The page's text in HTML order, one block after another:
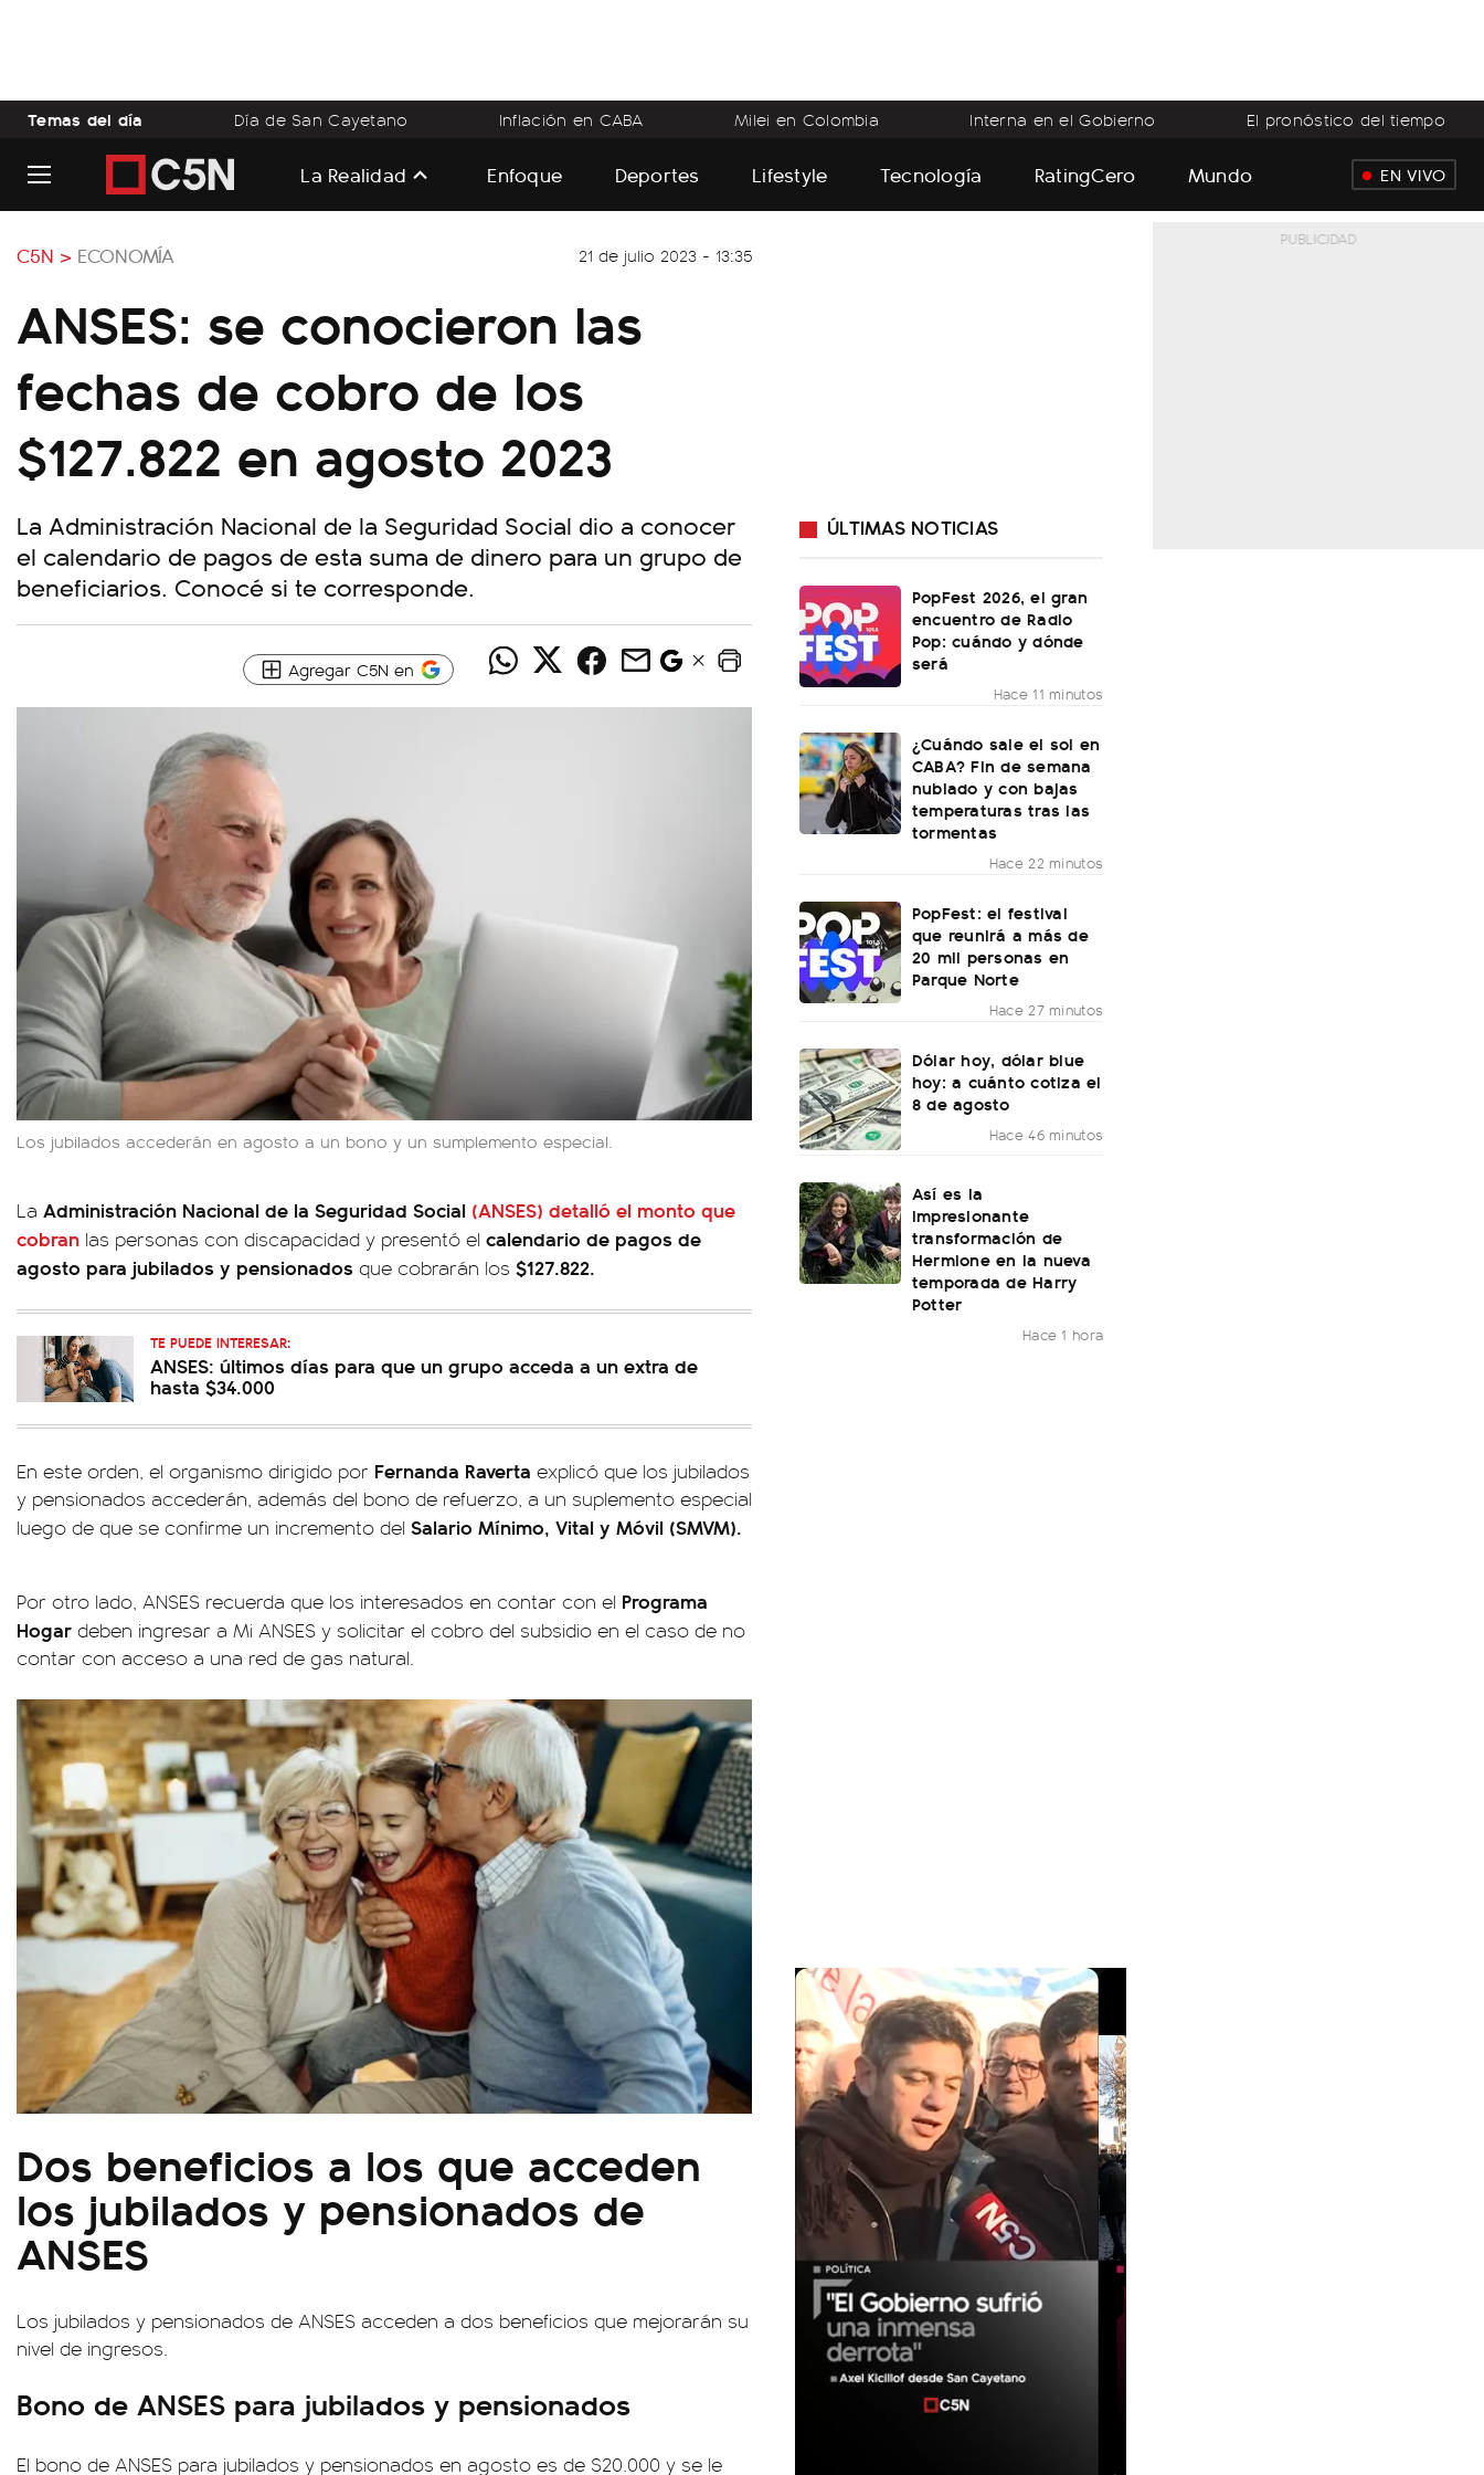
Temas del día Día de San Cayetano Inflación en CABA Milei en Colombia Interna en el Gobierno El pronóstico del tiempo
La Realidad Enfoque Deportes Lifestyle Tecnología RatingCero Mundo EN VIVO
C5N > ECONOMÍA 21 de julio 2023 - 13:35
ANSES: se conocieron las
fechas de cobro de los
$127.822 en agosto 2023
La Administración Nacional de la Seguridad Social dio a conocer
el calendario de pagos de esta suma de dinero para un grupo de
beneficiarios. Conocé si te corresponde.
Agregar C5N en
Los jubilados accederán en agosto a un bono y un sumplemento especial.
La Administración Nacional de la Seguridad Social (ANSES) detalló el monto que
cobran las personas con discapacidad y presentó el calendario de pagos de
agosto para jubilados y pensionados que cobrarán los $127.822.
TE PUEDE INTERESAR:
ANSES: últimos días para que un grupo acceda a un extra de
hasta $34.000
En este orden, el organismo dirigido por Fernanda Raverta explicó que los jubilados
y pensionados accederán, además del bono de refuerzo, a un suplemento especial
luego de que se confirme un incremento del Salario Mínimo, Vital y Móvil (SMVM).
Por otro lado, ANSES recuerda que los interesados en contar con el Programa
Hogar deben ingresar a Mi ANSES y solicitar el cobro del subsidio en el caso de no
contar con acceso a una red de gas natural.
Dos beneficios a los que acceden
los jubilados y pensionados de
ANSES
Los jubilados y pensionados de ANSES acceden a dos beneficios que mejorarán su
nivel de ingresos.
Bono de ANSES para jubilados y pensionados
El bono de ANSES para jubilados y pensionados en agosto es de $20.000 y se le
ÚLTIMAS NOTICIAS
PopFest 2026, el gran
encuentro de Radio
Pop: cuándo y dónde
será
Hace 11 minutos
¿Cuándo sale el sol en
CABA? Fin de semana
nublado y con bajas
temperaturas tras las
tormentas
Hace 22 minutos
PopFest: el festival
que reunirá a más de
20 mil personas en
Parque Norte
Hace 27 minutos
Dólar hoy, dólar blue
hoy: a cuánto cotiza el
8 de agosto
Hace 46 minutos
Así es la
impresionante
transformación de
Hermione en la nueva
temporada de Harry
Potter
Hace 1 hora